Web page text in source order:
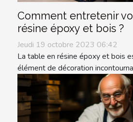
Comment entretenir
résine époxy et bois ?
Jeudi 19 octobre 2023 06:42
La table en résine époxy et bois
élément de décoration